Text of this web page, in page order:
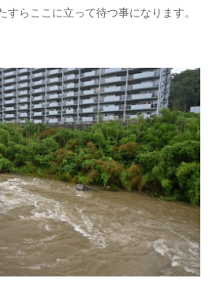
すらここに立って待つ事になります。